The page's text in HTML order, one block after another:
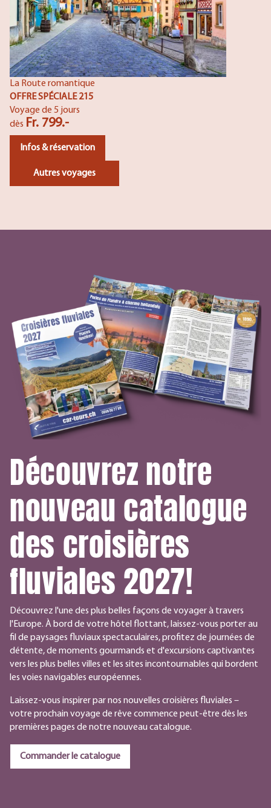
La Route romantique
OFFRE SPÉCIALE 215
Voyage de 5 jours
dès Fr. 799.-
Infos & réservation
Autres voyages
Découvrez notre
nouveau catalogue
des croisières
fluviales 2027!
Découvrez l'une des plus belles façons de voyager à travers
l'Europe. À bord de votre hôtel flottant, laissez-vous porter au
fil de paysages fluviaux spectaculaires, profitez de journées de
détente, de moments gourmands et d'excursions captivantes
vers les plus belles villes et les sites incontournables qui bordent
les voies navigables européennes.
Laissez-vous inspirer par nos nouvelles croisières fluviales –
votre prochain voyage de rêve commence peut-être dès les
premières pages de notre nouveau catalogue.
Commander le catalogue